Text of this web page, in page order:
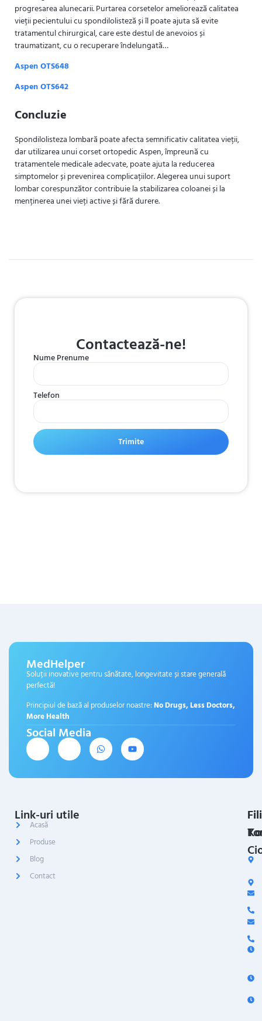
progresarea alunecarii. Purtarea corsetelor ameliorează calitatea
vieții pecientului cu spondilolisteză și îl poate ajuta să evite
tratamentul chirurgical, care este destul de anevoios și
traumatizant, cu o recuperare îndelungată…
Aspen OTS648
Aspen OTS642
Concluzie
Spondilolisteza lombară poate afecta semnificativ calitatea vieții,
dar utilizarea unui corset ortopedic Aspen, împreună cu
tratamentele medicale adecvate, poate ajuta la reducerea
simptomelor și prevenirea complicațiilor. Alegerea unui suport
lombar corespunzător contribuie la stabilizarea coloanei și la
menținerea unei vieți active și fără durere.
Contactează-ne!
Nume Prenume
Telefon
Trimite
MedHelper
Soluții inovative pentru sănătate, longevitate și stare generală
perfectă!
Principiul de bază al produselor noastre:No Drugs, Less Doctors,
More Health
Social Media
Link-uri utile
Acasă
Produse
Blog
Contact